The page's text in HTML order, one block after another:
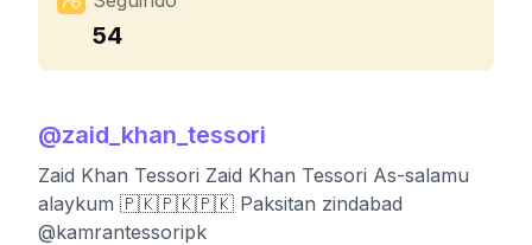
54
@zaid_khan_tessori
Zaid Khan Tessori Zaid Khan Tessori As-salamu
alaykum 🇵🇰🇵🇰🇵🇰 Paksitan zindabad
@kamrantessoripk